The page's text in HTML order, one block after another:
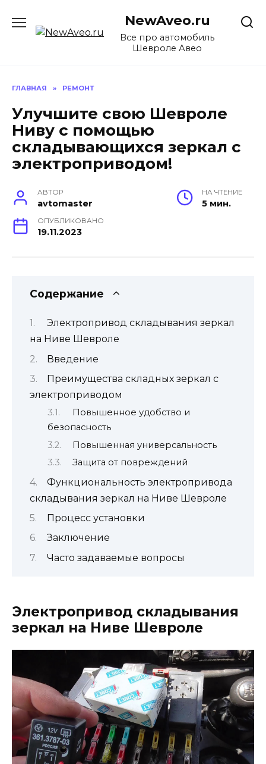
содержанию
NewAveo.ru
Все про автомобиль
Шевроле Авео
ГЛАВНАЯ » РЕМОНТ
Улучшите свою Шевроле
Ниву с помощью
складывающихся зеркал с
электроприводом!
АВТОР
avtomaster
НА ЧТЕНИЕ
5 мин.
ОПУБЛИКОВАНО
19.11.2023
Содержание
Электропривод складывания зеркал
на Ниве Шевроле
Введение
Преимущества складных зеркал с
электроприводом
Повышенное удобство и
безопасность
Повышенная универсальность
Защита от повреждений
Функциональность электропривода
складывания зеркал на Ниве Шевроле
Процесс установки
Заключение
Часто задаваемые вопросы
Электропривод складывания
зеркал на Ниве Шевроле